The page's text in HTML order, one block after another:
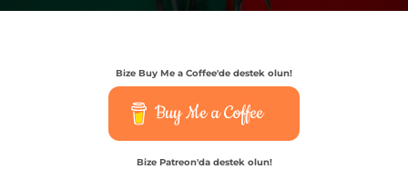
Bize Buy Me a Coffee'de destek olun!
Buy Me a Coffee
Bize Patreon'da destek olun!